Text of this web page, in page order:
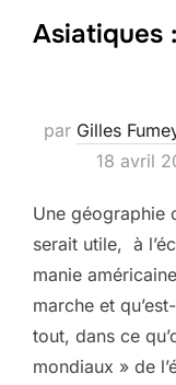
Asiatiques
par Gilles
18 avril
Une géographie
serait utile, à
manie
marche et
tout, dans ce
mondiaux » de